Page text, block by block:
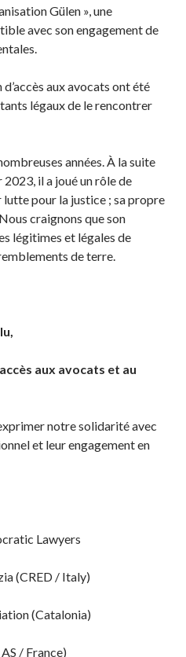
Gülen », une
avec son engagement de
aux avocats ont été
légaux de le rencontrer
années. À la suite
il a joué un rôle de
lutte pour la justice ; sa propre
craignons que son
légitimes et légales de
de terre.
aux avocats et au
notre solidarité avec
et leur engagement en
Lawyers
(CRED / Italy)
(Catalonia)
/ France)